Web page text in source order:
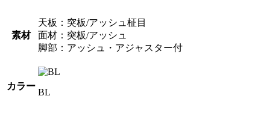
素材
天板：突板/アッシュ柾目
面材：突板/アッシュ
脚部：アッシュ・アジャスター付
カラー
BL